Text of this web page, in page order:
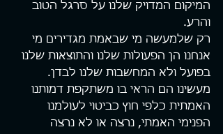
המיקום המדויק שלנו על סרגל הטוב
והרע.
רק שלמעשה מי שבאמת מגדירים מי
אנחנו הן הפעולות שלנו והתוצאות שלנו
בפועל ולא המחשבות שלנו לבדן.
מעשינו הם הראי בו משתקפת דמותנו
האמתית כלפי חוץ כביטוי לעולמנו
הפנימי האמתי, נרצה או לא נרצה